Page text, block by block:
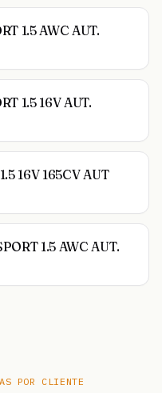
1.5 AWC AUT.
1.5 16V AUT.
16V 165CV AUT
1.5 AWC AUT.
POR CLIENTE